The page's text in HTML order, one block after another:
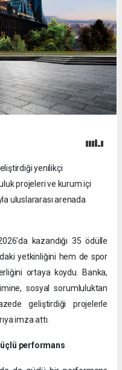
yenilikçi
projeleri ve kurum içi
uluslararası arenada
kazandığı 35 ödülle
yetkinliğini hem de spor
ortaya koydu. Banka,
sosyal sorumluluktan
geliştirdiği projelerle
imza attı.
performans